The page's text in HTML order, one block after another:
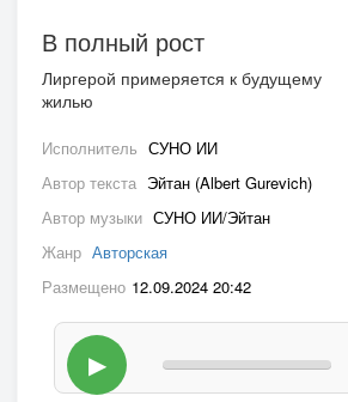
В полный рост
Лиргерой примеряется к будущему
жилью
Исполнитель СУНО ИИ
Автор текста Эйтан (Albert Gurevich)
Автор музыки СУНО ИИ/Эйтан
Жанр Авторская
Размещено 12.09.2024 20:42
▶